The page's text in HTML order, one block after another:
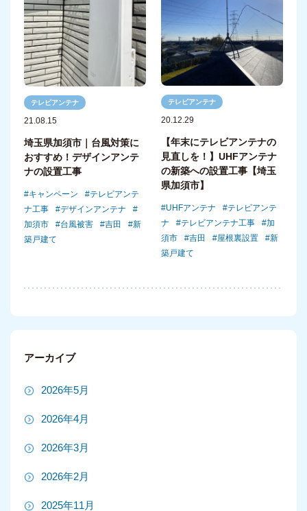
テレビアンテナ
21.08.15
埼玉県加須市｜台風対策に
おすすめ！デザインアンテ
ナの設置工事
キャンペーン
テレビアンテ
ナ工事
デザインアンテナ
加須市
台風被害 吉田
新
築戸建て
テレビアンテナ
20.12.29
【年末にテレビアンテナの
見直しを！】UHFアンテナ
の新築への設置工事【埼玉
県加須市】
UHFアンテナ
テレビアンテ
ナ
テレビアンテナ工事
加
須市
吉田 屋根裏設置
新
築戸建て
アーカイブ
2026年5月
2026年4月
2026年3月
2026年2月
2025年11月